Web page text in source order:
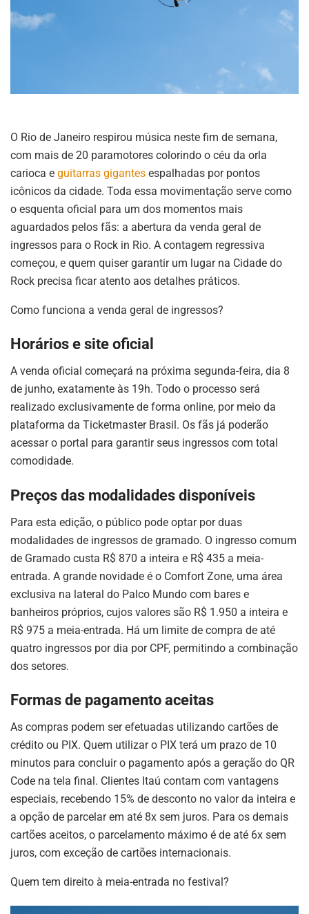
O Rio de Janeiro respirou música neste fim de semana,
com mais de 20 paramotores colorindo o céu da orla
carioca e guitarras gigantes espalhadas por pontos
icônicos da cidade. Toda essa movimentação serve como
o esquenta oficial para um dos momentos mais
aguardados pelos fãs: a abertura da venda geral de
ingressos para o Rock in Rio. A contagem regressiva
começou, e quem quiser garantir um lugar na Cidade do
Rock precisa ficar atento aos detalhes práticos.
Como funciona a venda geral de ingressos?
Horários e site oficial
A venda oficial começará na próxima segunda-feira, dia 8
de junho, exatamente às 19h. Todo o processo será
realizado exclusivamente de forma online, por meio da
plataforma da Ticketmaster Brasil . Os fãs já poderão
acessar o portal para garantir seus ingressos com total
comodidade.
Preços das modalidades disponíveis
Para esta edição, o público pode optar por duas
modalidades de ingressos de gramado. O ingresso comum
de Gramado custa R$ 870 a inteira e R$ 435 a meia-
entrada. A grande novidade é o Comfort Zone, uma área
exclusiva na lateral do Palco Mundo com bares e
banheiros próprios, cujos valores são R$ 1.950 a inteira e
R$ 975 a meia-entrada. Há um limite de compra de até
quatro ingressos por dia por CPF, permitindo a combinação
dos setores.
Formas de pagamento aceitas
As compras podem ser efetuadas utilizando cartões de
crédito ou PIX. Quem utilizar o PIX terá um prazo de 10
minutos para concluir o pagamento após a geração do QR
Code na tela final. Clientes Itaú contam com vantagens
especiais, recebendo 15% de desconto no valor da inteira e
a opção de parcelar em até 8x sem juros. Para os demais
cartões aceitos, o parcelamento máximo é de até 6x sem
juros, com exceção de cartões internacionais.
Quem tem direito à meia-entrada no festival?